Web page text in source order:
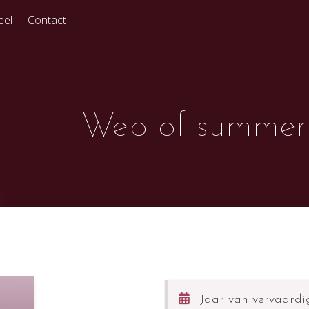
Contact
Web of summer
Jaar van